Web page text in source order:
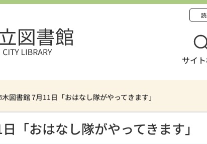
サイ
木図書館 7月11日「おはなし隊がやってきます」
「おはなし隊がやってきます」